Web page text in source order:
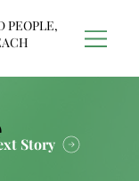
PEOPLE,
Story